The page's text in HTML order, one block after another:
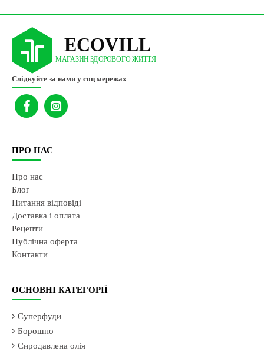
Слідкуйте за нами у соц мережах
ПРО НАС
Про нас
Блог
Питання відповіді
Доставка і оплата
Рецепти
Публічна оферта
Контакти
ОСНОВНІ КАТЕГОРІЇ
Суперфуди
Борошно
Сиродавлена олія